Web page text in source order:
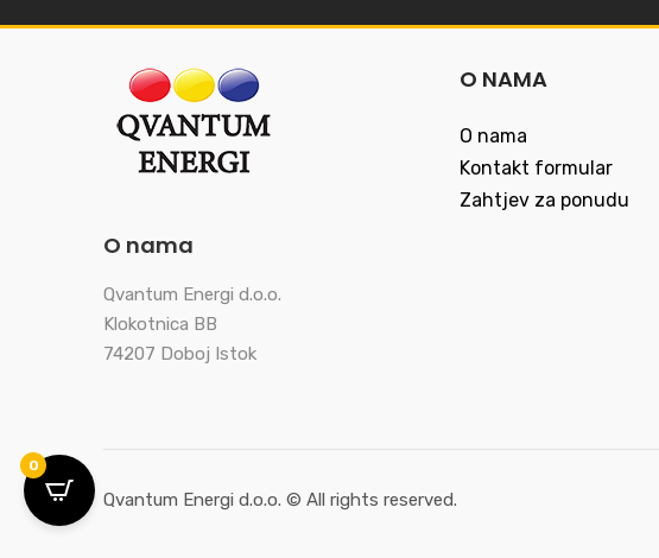
O nama
Qvantum Energi d.o.o.
Klokotnica BB
74207 Doboj Istok
O NAMA
O nama
Kontakt formular
Zahtjev za ponudu
Qvantum Energi d.o.o. © All rights reserved.
0